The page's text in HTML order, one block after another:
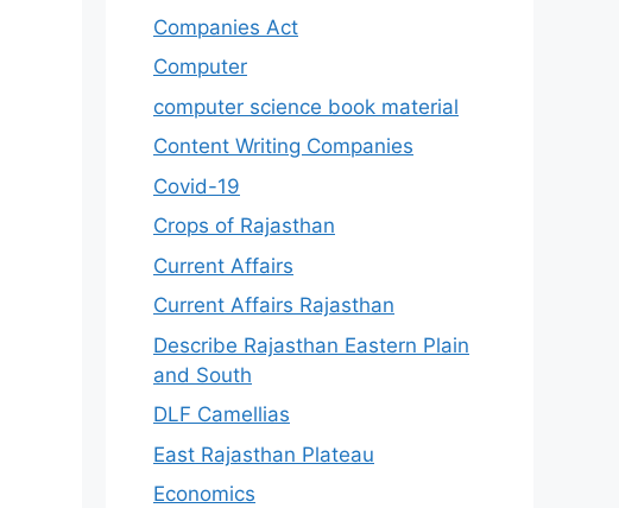
Companies Act
Computer
computer science book material
Content Writing Companies
Covid-19
Crops of Rajasthan
Current Affairs
Current Affairs Rajasthan
Describe Rajasthan Eastern Plain
and South
DLF Camellias
East Rajasthan Plateau
Economics